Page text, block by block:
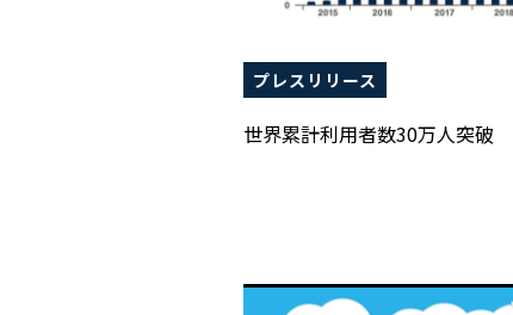
プレスリリース
世界累計利用者数30万人突破